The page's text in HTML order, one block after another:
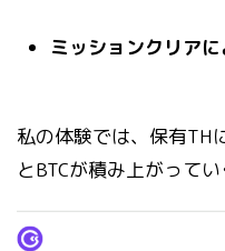
ミッションクリアに
私の体験では、保有TH
とBTCが積み上がって